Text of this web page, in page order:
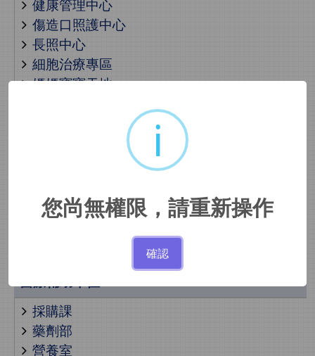
健康管理中心
傷造口照護中心
長照中心
細胞治療專區
媽媽寶寶天地
骨質疏鬆照護中心
兒少保護親善醫療中心
社區健康中心
採購課
藥劑部
營養室
i
您尚無權限，請重新操作
確認